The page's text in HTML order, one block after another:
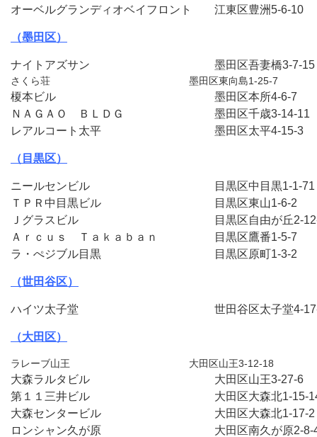
オーベルグランディオベイフロント　　江東区
（墨田区）
ナイトアズサン　　　　　　　　　　　墨田区吾
さくら荘　　　　　　　　　　　　　　墨田区東向島1-25-7
榎本ビル　　　　　　　　　　　　　　墨田
ＮＡＧＡＯ　ＢＬＤＧ　　　　　　　　墨田区
レアルコート太平　　　　　　　　　　墨田区
（目黒区）
ニールセンビル　　　　　　　　　　　目黒区中
ＴＰＲ中目黒ビル　　　　　　　　　　目黒
Ｊグラスビル　　　　　　　　　　　　目黒区自由
Ａｒｃｕｓ　Ｔａｋａｂａｎ　　　　　目黒
ラ・ぺジブル目黒　　　　　　　　　　目黒
（世田谷区）
ハイツ太子堂　　　　　　　　　　　　世田谷区太
（大田区）
ラレーブ山王　　　　　　　　　　　　大田区山王3-12-18
大森ラルタビル　　　　　　　　　　　大田区山
第１１三井ビル　　　　　　　　　　　大田区大森北1-
大森センタービル　　　　　　　　　　大田区
ロンシャン久が原　　　　　　　　　　大田区